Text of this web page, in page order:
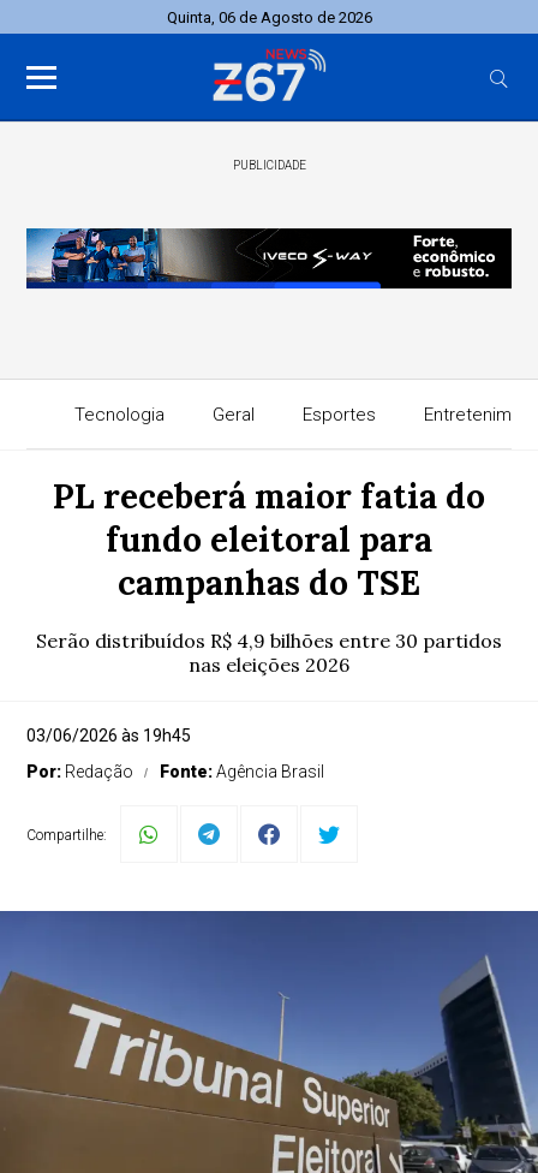
Quinta, 06 de Agosto de 2026
PUBLICIDADE
Tecnologia Geral Esportes
PL receberá maior fatia do
fundo eleitoral para
campanhas do TSE
Serão distribuídos R$ 4,9 bilhões entre 30 partidos
nas eleições 2026
03/06/2026 às 19h45
Por: Redação Fonte:Agência Brasil
Compartilhe: